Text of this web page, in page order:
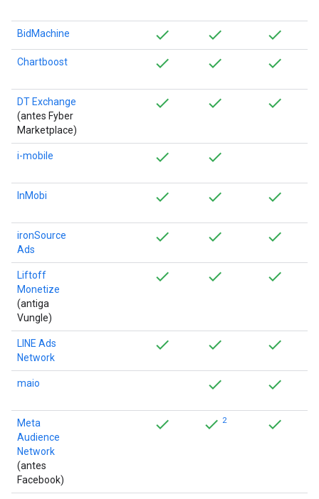
BidMachine
Chartboost
DT Exchange
(antes Fyber
Marketplace)
i-mobile
InMobi
ironSource
Ads
Liftoff
Monetize
(antiga
Vungle)
LINE Ads
Network
maio
Meta
Audience
Network
(antes
Facebook)
2